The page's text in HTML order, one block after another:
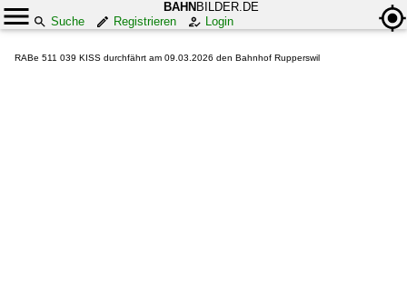
BAHN BILDER.DE
Suche
Registrieren Login
RABe 511 039 KISS durchfährt am 09.03.2026 den Bahnhof Rupperswil